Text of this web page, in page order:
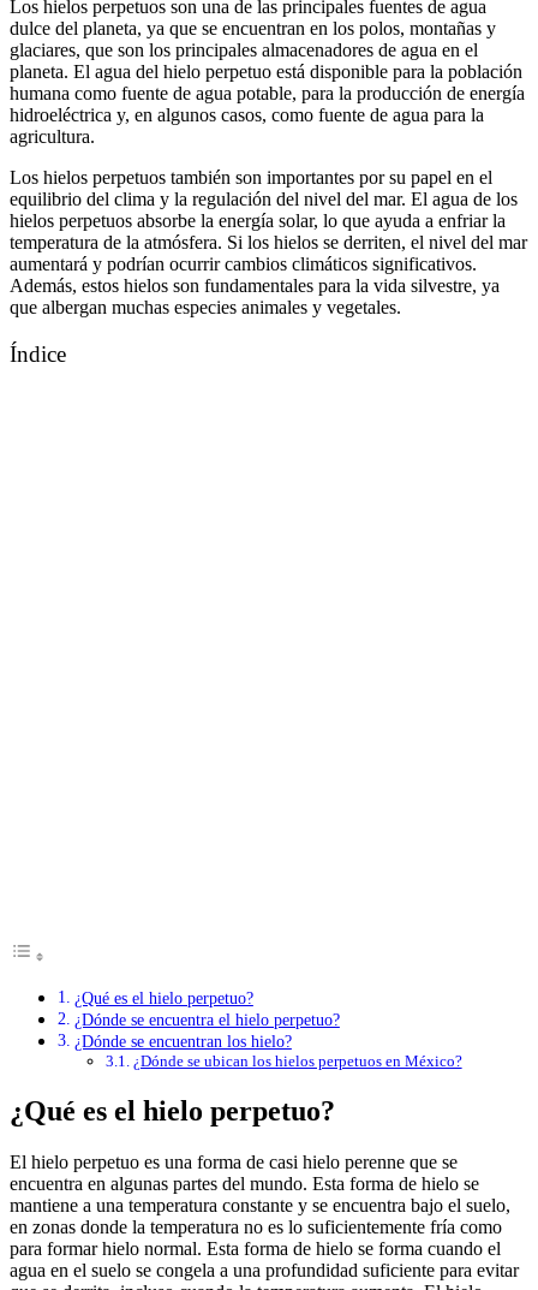
Los hielos perpetuos son una de las principales fuentes de agua
dulce del planeta, ya que se encuentran en los polos, montañas y
glaciares, que son los principales almacenadores de agua en el
planeta. El agua del hielo perpetuo está disponible para la población
humana como fuente de agua potable, para la producción de energía
hidroeléctrica y, en algunos casos, como fuente de agua para la
agricultura.
Los hielos perpetuos también son importantes por su papel en el
equilibrio del clima y la regulación del nivel del mar. El agua de los
hielos perpetuos absorbe la energía solar, lo que ayuda a enfriar la
temperatura de la atmósfera. Si los hielos se derriten, el nivel del mar
aumentará y podrían ocurrir cambios climáticos significativos.
Además, estos hielos son fundamentales para la vida silvestre, ya
que albergan muchas especies animales y vegetales.
Índice
¿Qué es el hielo perpetuo?
¿Dónde se encuentra el hielo perpetuo?
¿Dónde se encuentran los hielo?
¿Dónde se ubican los hielos perpetuos en México?
¿Qué es el hielo perpetuo?
El hielo perpetuo es una forma de casi hielo perenne que se
encuentra en algunas partes del mundo. Esta forma de hielo se
mantiene a una temperatura constante y se encuentra bajo el suelo,
en zonas donde la temperatura no es lo suficientemente fría como
para formar hielo normal. Esta forma de hielo se forma cuando el
agua en el suelo se congela a una profundidad suficiente para evitar